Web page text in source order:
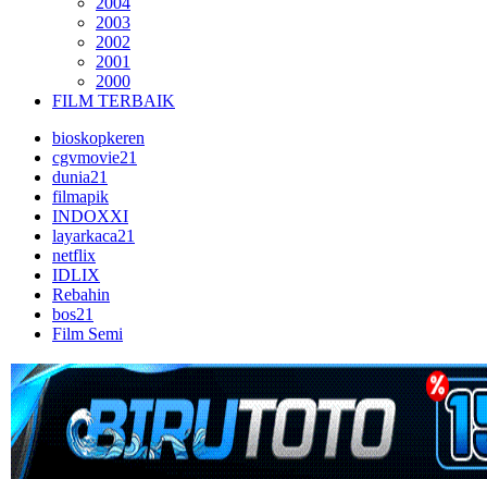
2003
2002
2001
2000
FILM TERBAIK
bioskopkeren
cgvmovie21
dunia21
filmapik
INDOXXI
layarkaca21
netflix
IDLIX
Rebahin
bos21
Film Semi